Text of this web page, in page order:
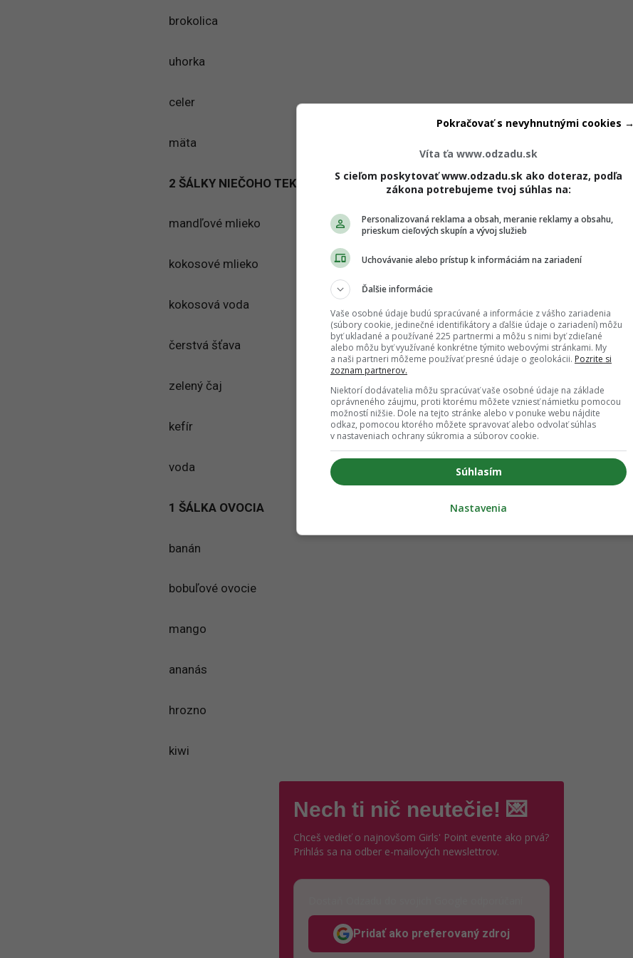
brokolica
uhorka
celer
mäta
2 ŠÁLKY NIEČOHO TEKUTÉHO
mandľové mlieko
kokosové mlieko
kokosová voda
čerstvá šťava
zelený čaj
kefír
voda
1 ŠÁLKA OVOCIA
banán
bobuľové ovocie
mango
ananás
hrozno
kiwi
Nech ti nič neutečie! 💌
Chceš vedieť o najnovšom Girls' Point evente ako prvá?
Prihlás sa na odber e-mailových newslettrov.
Pridať ako preferovaný zdroj
Odzadu, odkaz sa otvorí v novom okne
Víta ťa www.odzadu.sk
S cieľom poskytovať www.odzadu.sk ako doteraz, podľa
zákona potrebujeme tvoj súhlas na:
Personalizovaná reklama a obsah, meranie reklamy a obsahu,
prieskum cieľových skupín a vývoj služieb
Uchovávanie alebo prístup k informáciám na zariadení
Ďalšie informácie
Vaše osobné údaje budú spracúvané a informácie z vášho zariadenia
(súbory cookie, jedinečné identifikátory a ďalšie údaje o zariadení) môžu
byť ukladané a používané 225 partnermi a môžu s nimi byť zdieľané
alebo môžu byť využívané konkrétne týmito webovými stránkami. My
a naši partneri môžeme používať presné údaje o geolokácii. Pozrite si
zoznam partnerov.
Niektorí dodávatelia môžu spracúvať vaše osobné údaje na základe
oprávneného záujmu, proti ktorému môžete vzniesť námietku pomocou
možností nižšie. Dole na tejto stránke alebo v ponuke webu nájdite
odkaz, pomocou ktorého môžete spravovať alebo odvolať súhlas
v nastaveniach ochrany súkromia a súborov cookie.
Súhlasím
Pokračovať s nevyhnutnými cookies →
Nastavenia